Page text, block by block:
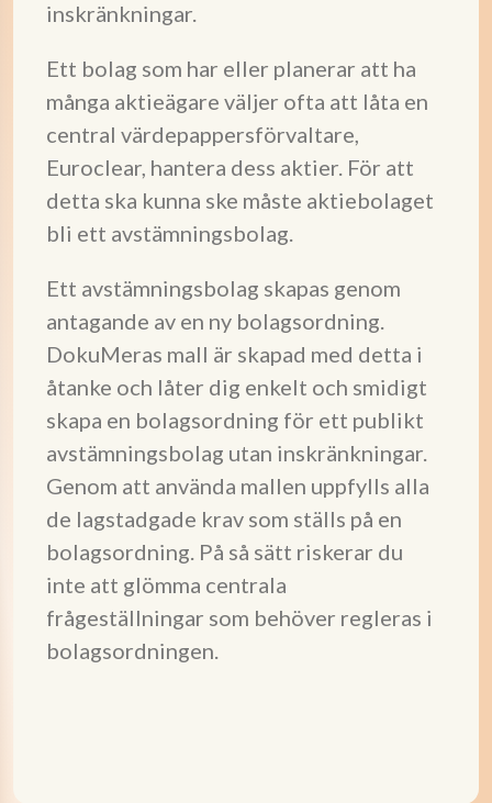
inskränkningar.
Ett bolag som har eller planerar att ha
många aktieägare väljer ofta att låta en
central värdepappersförvaltare,
Euroclear, hantera dess aktier. För att
detta ska kunna ske måste aktiebolaget
bli ett avstämningsbolag.
Ett avstämningsbolag skapas genom
antagande av en ny bolagsordning.
DokuMeras mall är skapad med detta i
åtanke och låter dig enkelt och smidigt
skapa en bolagsordning för ett publikt
avstämningsbolag utan inskränkningar.
Genom att använda mallen uppfylls alla
de lagstadgade krav som ställs på en
bolagsordning. På så sätt riskerar du
inte att glömma centrala
frågeställningar som behöver regleras i
bolagsordningen.